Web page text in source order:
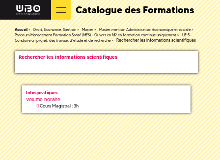
Catalogue des Formations
Accueil Droit, Economie, Gestion Master
Master mention Administration économique et sociale
Parcours Management Formation Santé (MFS) - Ouvert en M2 en formation continue uniquement
UE 5 -
Conduire un projet, des travaux d'étude et de recherche
Rechercher les informations scientifiques
Rechercher les informations scientifiques
Infos pratiques
Volume horaire
Cours Magistral : 3h